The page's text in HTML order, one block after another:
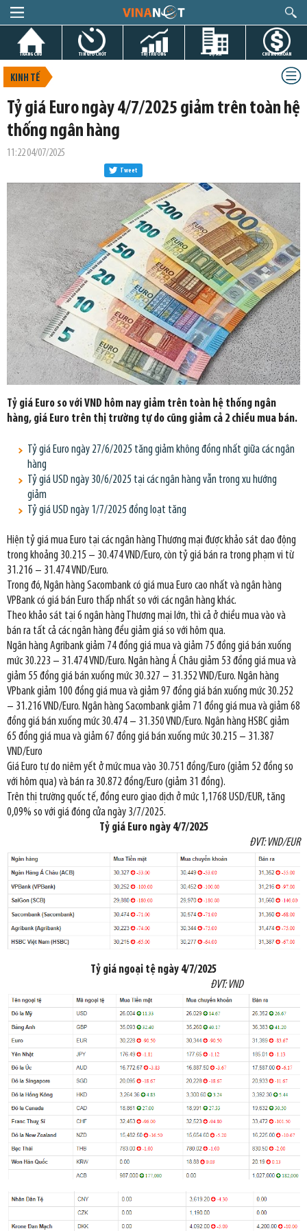
TRANG CHỦ TIN GIỜ CHÓT THỊ TRƯỜNG DỰ ÁN CHỨNG KHOÁN
KINH TẾ
Tỷ giá Euro ngày 4/7/2025 giảm trên toàn hệ
thống ngân hàng
11:22 04/07/2025
Tweet
Tỷ giá Euro so với VND hôm nay giảm trên toàn hệ thống ngân
hàng, giá Euro trên thị trường tự do cũng giảm cả 2 chiều mua bán.
Tỷ giá Euro ngày 27/6/2025 tăng giảm không đồng nhất giữa các ngân
hàng
Tỷ giá USD ngày 30/6/2025 tại các ngân hàng vẫn trong xu hướng
giảm
Tỷ giá USD ngày 1/7/2025 đồng loạt tăng
Hiện tỷ giá mua Euro tại các ngân hàng Thương mại được khảo sát dao động
trong khoảng 30.215 – 30.474 VND/Euro, còn tỷ giá bán ra trong phạm vi từ
31.216 – 31.474 VND/Euro.
Trong đó, Ngân hàng Sacombank có giá mua Euro cao nhất và ngân hàng
VPBank có giá bán Euro thấp nhất so với các ngân hàng khác.
Theo khảo sát tại 6 ngân hàng Thương mại lớn, thì cả ở chiều mua vào và
bán ra tất cả các ngân hàng đều giảm giá so với hôm qua.
Ngân hàng Agribank giảm 74 đồng giá mua và giảm 75 đồng giá bán xuống
mức 30.223 – 31.474 VND/Euro. Ngân hàng Á Châu giảm 53 đồng giá mua và
giảm 55 đồng giá bán xuống mức 30.327 – 31.352 VND/Euro. Ngân hàng
VPbank giảm 100 đồng giá mua và giảm 97 đồng giá bán xuống mức 30.252
– 31.216 VND/Euro. Ngân hàng Sacombank giảm 71 đồng giá mua và giảm 68
đồng giá bán xuống mức 30.474 – 31.350 VND/Euro. Ngân hàng HSBC giảm
65 đồng giá mua và giảm 67 đồng giá bán xuống mức 30.215 – 31.387
VND/Euro
Giá Euro tự do niêm yết ở mức mua vào 30.751 đồng/Euro (giảm 52 đồng so
với hôm qua) và bán ra 30.872 đồng/Euro (giảm 31 đồng).
Trên thị trường quốc tế, đồng euro giao dịch ở mức 1,1768 USD/EUR, tăng
0,09% so với giá đóng cửa ngày 3/7/2025.
Tỷ giá Euro ngày 4/7/2025
ĐVT: VND/EUR
Tỷ giá ngoại tệ ngày 4/7/2025
ĐVT: VND